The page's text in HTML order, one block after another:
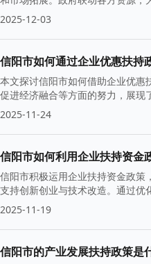
2025-12-03
信阳市如何通过企业优惠扶持
本文探讨信阳市如何借助企业优
促进经济融合等方面的努力，展
2025-11-24
信阳市如何利用企业扶持资金
信阳市积极运用企业扶持资金政
支持创新创业与技术改造。通过
2025-11-19
信阳市的产业发展扶持政策是